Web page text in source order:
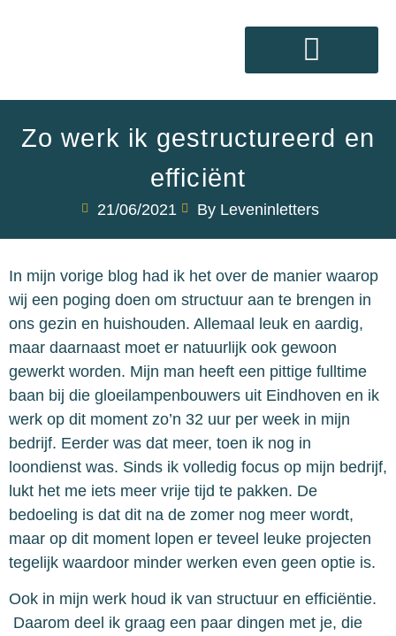
Zo werk ik gestructureerd en
efficiënt
21/06/2021 By Leveninletters
In mijn vorige blog had ik het over de manier waarop
wij een poging doen om structuur aan te brengen in
ons gezin en huishouden. Allemaal leuk en aardig,
maar daarnaast moet er natuurlijk ook gewoon
gewerkt worden. Mijn man heeft een pittige fulltime
baan bij die gloeilampenbouwers uit Eindhoven en ik
werk op dit moment zo’n 32 uur per week in mijn
bedrijf. Eerder was dat meer, toen ik nog in
loondienst was. Sinds ik volledig focus op mijn bedrijf,
lukt het me iets meer vrije tijd te pakken. De
bedoeling is dat dit na de zomer nog meer wordt,
maar op dit moment lopen er teveel leuke projecten
tegelijk waardoor minder werken even geen optie is.
Ook in mijn werk houd ik van structuur en efficiëntie.
Daarom deel ik graag een paar dingen met je, die